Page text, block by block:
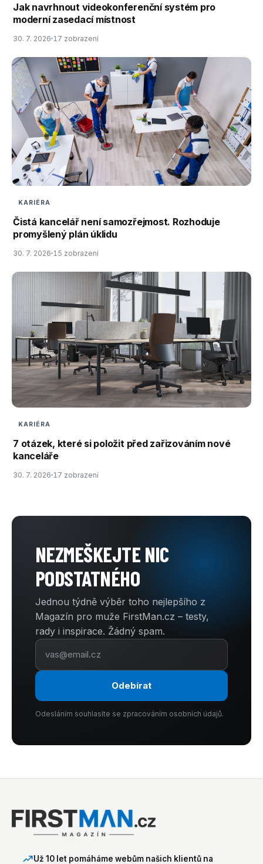
Jak navrhnout videokonferenční systém pro
moderní zasedací místnost
30. 7. 2026 17 zobrazení
KARIÉRA
Čistá kancelář není samozřejmost. Rozhoduje
promyšlený plán úklidu
30. 7. 2026 15 zobrazení
KARIÉRA
7 otázek, které si položit před zařizováním nové
kanceláře
30. 7. 2026 17 zobrazení
NEZMEŠKEJTE NIC
PODSTATNÉHO
Jednou týdně výběr toho nejlepšího z
Magazín pro muže FirstMan.cz – testy,
rady i inspirace. Žádný spam.
Odebírat
Odesláním souhlasíte se zpracováním osobních údajů.
Už 10 let pomáháme webům našich klientů na